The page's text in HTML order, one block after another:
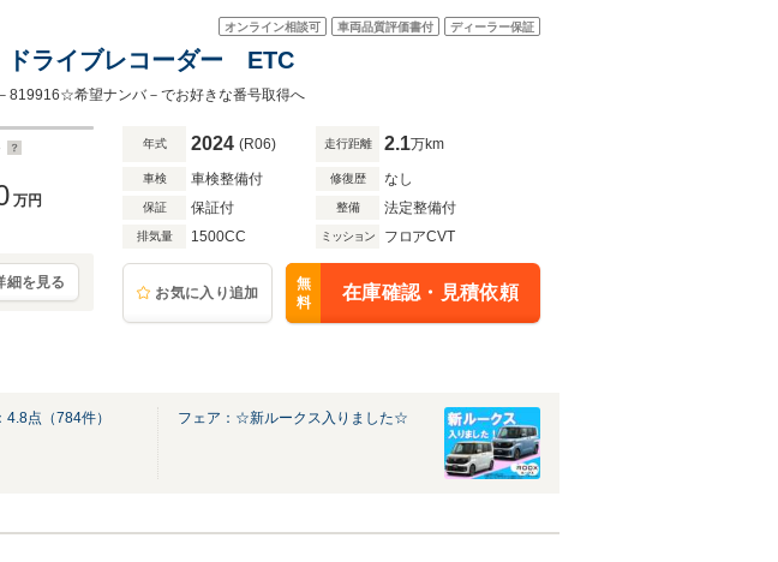
オンライン相談可 車両品質評価書付 ディーラー保証
ライブレコーダー ETC
希望ナンバ－でお好きな番号取得へ
万円
細を見る
年式 2024 (R06) 走行距離 2.1万km
車検 車検整備付 修復歴 なし
保証 保証付 整備 法定整備付
排気量 1500CC ミッション フロアCVT
お気に入り追加
無
料
在庫確認・見積依頼
4.8点（784件） フェア：☆新ルークス入りました☆